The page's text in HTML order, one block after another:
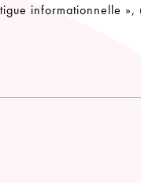
informationnelle